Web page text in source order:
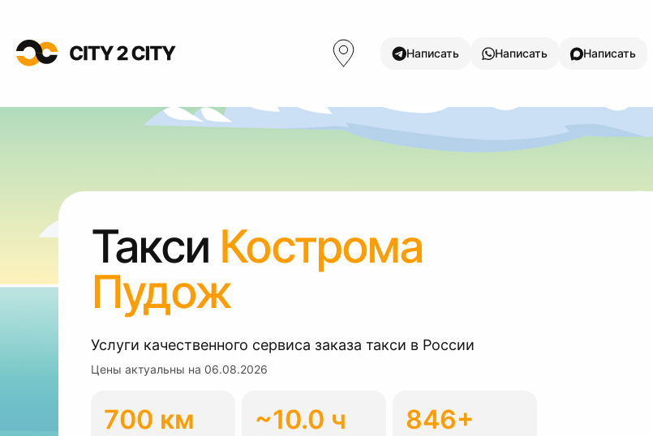
Написать Написать Написать
Такси Кострома
Пудож
Услуги качественного сервиса заказа такси в России
Цены актуальны на 06.08.2026
700 км ~10.0 ч 846+